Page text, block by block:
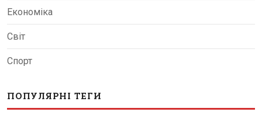
Економіка
Світ
Спорт
ПОПУЛЯРНІ ТЕГИ